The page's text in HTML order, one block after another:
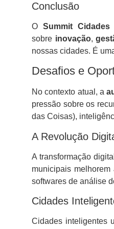
Conclusão
O Summit Cidades
sobre inovação,
nossas cidades. É
Desafios e
No contexto atual, a
pressão sobre os
das Coisas),
A Revolução
A transformação
municipais
softwares de análise
Cidades
Cidades inteligentes